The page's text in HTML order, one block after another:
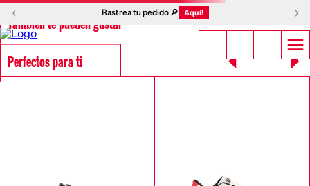
‹ Rastrea tu pedido 🔎 Aquí! ›
También te pueden gustar
Perfectos para ti